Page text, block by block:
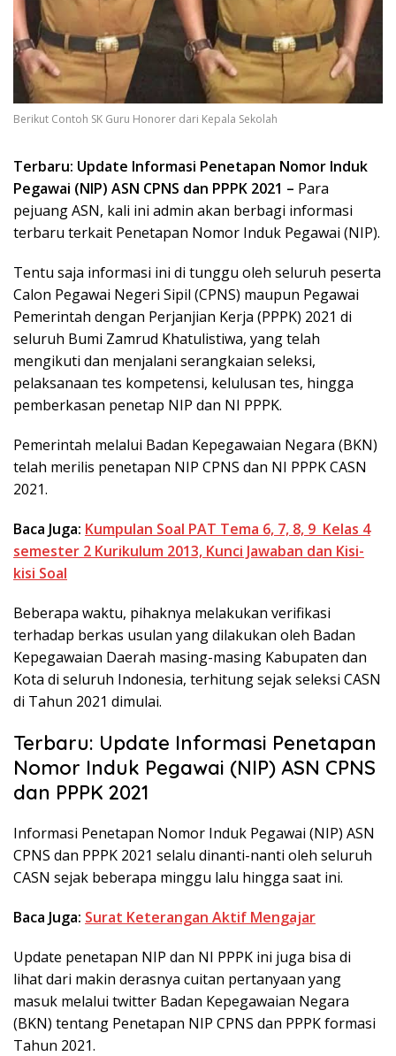
Berikut Contoh SK Guru Honorer dari Kepala Sekolah
Terbaru: Update Informasi Penetapan Nomor Induk
Pegawai (NIP) ASN CPNS dan PPPK 2021 – Para
pejuang ASN, kali ini admin akan berbagi informasi
terbaru terkait Penetapan Nomor Induk Pegawai (NIP).
Tentu saja informasi ini di tunggu oleh seluruh peserta
Calon Pegawai Negeri Sipil (CPNS) maupun Pegawai
Pemerintah dengan Perjanjian Kerja (PPPK) 2021 di
seluruh Bumi Zamrud Khatulistiwa, yang telah
mengikuti dan menjalani serangkaian seleksi,
pelaksanaan tes kompetensi, kelulusan tes, hingga
pemberkasan penetap NIP dan NI PPPK.
Pemerintah melalui Badan Kepegawaian Negara (BKN)
telah merilis penetapan NIP CPNS dan NI PPPK CASN
2021.
Baca Juga: Kumpulan Soal PAT Tema 6, 7, 8, 9 Kelas 4
semester 2 Kurikulum 2013, Kunci Jawaban dan Kisi-
kisi Soal
Beberapa waktu, pihaknya melakukan verifikasi
terhadap berkas usulan yang dilakukan oleh Badan
Kepegawaian Daerah masing-masing Kabupaten dan
Kota di seluruh Indonesia, terhitung sejak seleksi CASN
di Tahun 2021 dimulai.
Terbaru: Update Informasi Penetapan
Nomor Induk Pegawai (NIP) ASN CPNS
dan PPPK 2021
Informasi Penetapan Nomor Induk Pegawai (NIP) ASN
CPNS dan PPPK 2021 selalu dinanti-nanti oleh seluruh
CASN sejak beberapa minggu lalu hingga saat ini.
Baca Juga: Surat Keterangan Aktif Mengajar
Update penetapan NIP dan NI PPPK ini juga bisa di
lihat dari makin derasnya cuitan pertanyaan yang
masuk melalui twitter Badan Kepegawaian Negara
(BKN) tentang Penetapan NIP CPNS dan PPPK formasi
Tahun 2021.